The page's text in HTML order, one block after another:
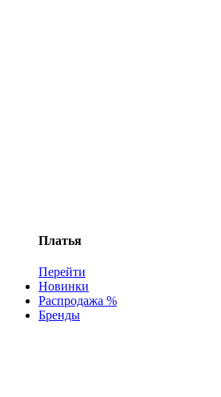
Платья
Перейти
Новинки
Распродажа %
Бренды